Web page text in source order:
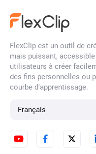
FlexClip est un outil de
mais puissant,
utilisateurs à créer
des fins personnelles ou
courbe d'apprentissage.
Français